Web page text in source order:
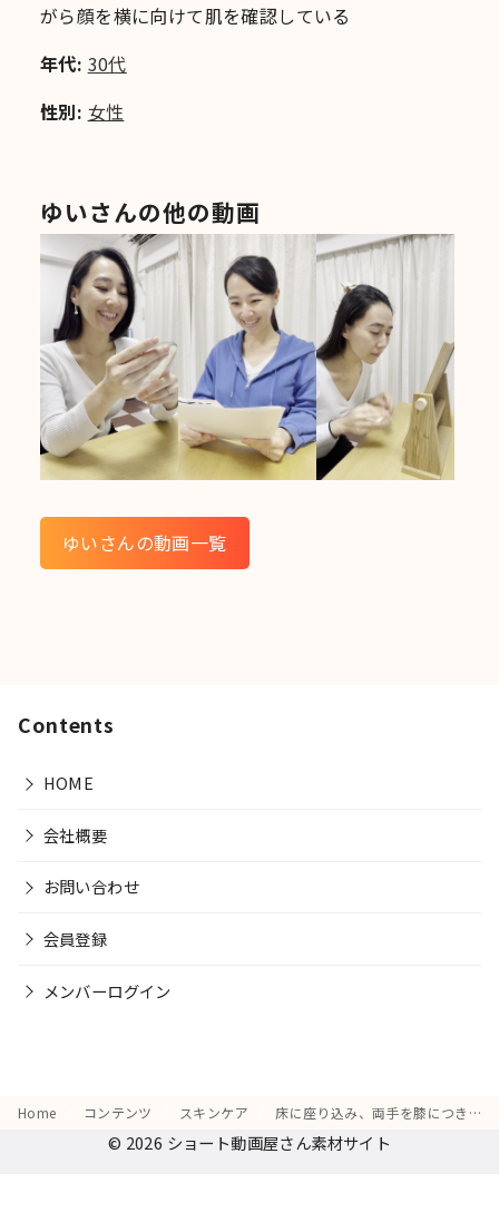
がら顔を横に向けて肌を確認している
年代: 30代
性別: 女性
ゆいさんの他の動画
ゆいさんの動画一覧
Contents
HOME
会社概要
お問い合わせ
会員登録
メンバーログイン
Home コンテンツ スキンケア 床に座り込み、両手を膝につきながら顔を横に向けて肌を確認している
© 2026 ショート動画屋さん素材サイト